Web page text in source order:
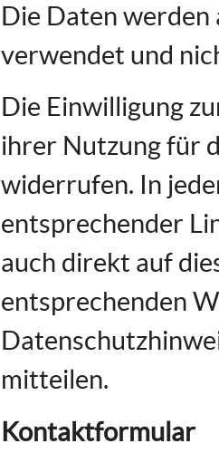
Die Daten
verwendet und
Die Einwilligung
ihrer Nutzung für
widerrufen. In
entsprechender
auch direkt auf
entsprechenden
mitteilen.
Kontaktformular